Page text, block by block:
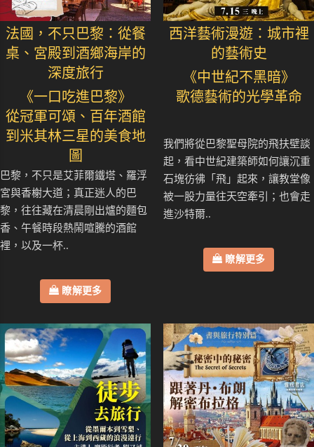
法國，不只巴黎：從餐
桌、宮殿到酒鄉海岸的
深度旅行
《一口吃進巴黎》
從冠軍可頌、百年酒館
到米其林三星的美食地
圖
巴黎，不只是艾菲爾鐵塔、羅浮
宮與香榭大道；真正迷人的巴
黎，往往藏在清晨剛出爐的麵包
香、午餐時段熱鬧喧騰的酒館
裡，以及一杯..
瞭解更多
西洋藝術漫遊：城市裡
的藝術史
《中世紀不黑暗》
歌德藝術的光學革命
我們將從巴黎聖母院的飛扶壁談
起，看中世紀建築師如何讓沉重
石塊彷彿「飛」起來，讓教堂像
被一股力量往天空牽引；也會走
進沙特爾..
瞭解更多